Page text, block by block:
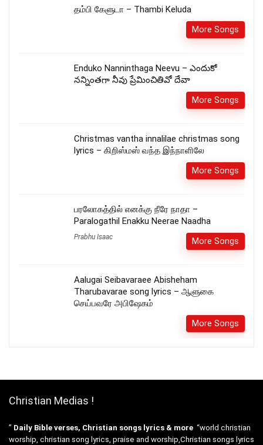
தம்பி கேளுடா – Thambi Keluda
More Songs
Enduko Nanninthaga Neevu – ఎందుకో
నన్నింతగా నీవు ప్రేమించితివో దేవా
More Songs
Christmas vantha innalilae christmas song
lyrics – கிறிஸ்மஸ் வந்த இந்நாளிலே
More Songs
பரலோகத்தில் எனக்கு நீரே நாதா –
Paralogathil Enakku Neerae Naadha
Prabhu Isaac More Songs
Aalugai Seibavaraee Abisheham
Tharubavarae song lyrics – ஆளுகை
செய்பவரே அபிஷேகம்
More Songs
Christian Medias !
” Daily Bible verses, Christian songs lyrics & more “world christian
worship, christian song lyrics, praise and worship,Christian songs lyrics